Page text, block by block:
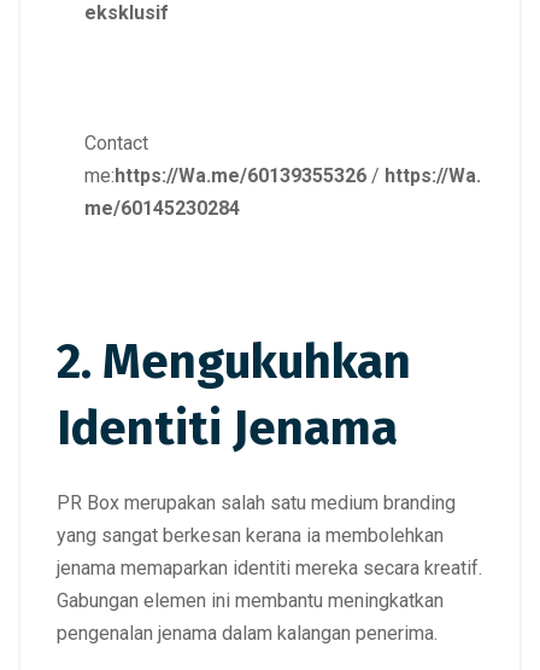
eksklusif
Contact
me:https://Wa.me/60139355326 / https://Wa.
me/60145230284
2. Mengukuhkan
Identiti Jenama
PR Box merupakan salah satu medium branding
yang sangat berkesan kerana ia membolehkan
jenama memaparkan identiti mereka secara kreatif.
Gabungan elemen ini membantu meningkatkan
pengenalan jenama dalam kalangan penerima.